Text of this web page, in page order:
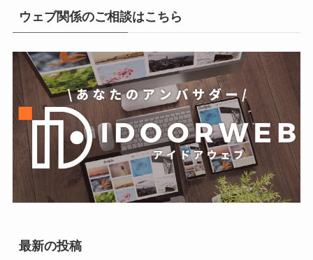
ウェブ関係のご相談はこちら
最新の投稿